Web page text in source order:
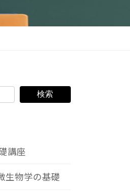
検索
講座
生物学の基礎